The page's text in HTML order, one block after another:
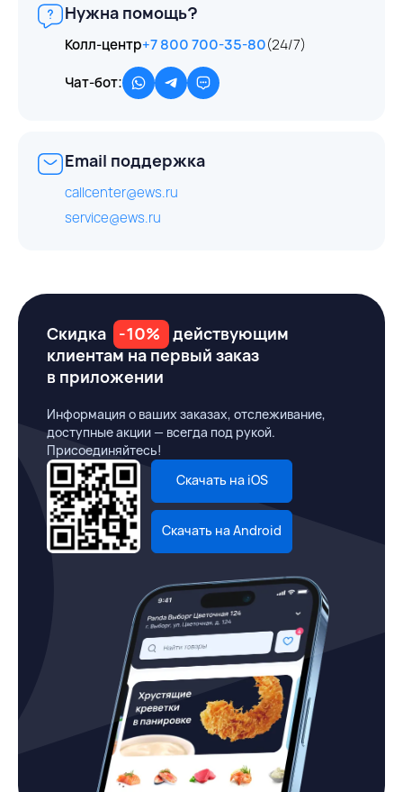
Нужна помощь?
Колл-центр+7 800 700-35-80(24/7)
Чат-бот:
Email поддержка
callcenter@ews.ru
service@ews.ru
Скидка -10%
действующим
клиентам на первый заказ
в приложении
Информация о ваших заказах, отслеживание,
доступные акции — всегда под рукой.
Присоединяйтесь!
Скачать на iOS
Скачать на Android